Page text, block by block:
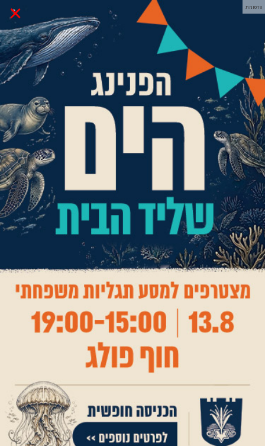
× פרסומת